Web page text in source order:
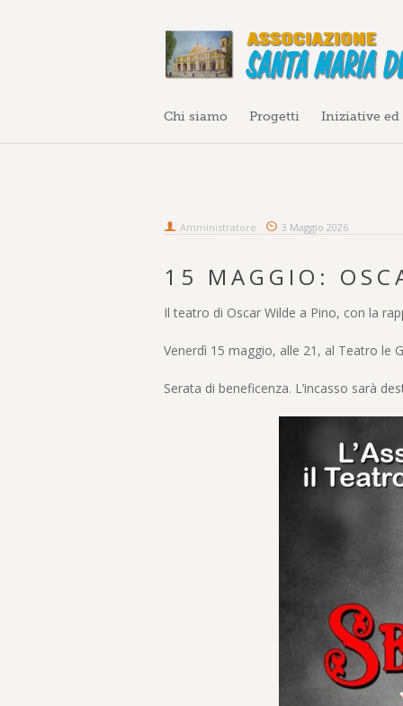
Chi siamo Progetti Iniziative ed
Amministratore 3 Maggio 2026
15 MAGGIO:
Il teatro di Oscar Wilde a Pino, con la
Venerdì 15 maggio, alle 21, al Teatro le
Serata di beneficenza. L’incasso sarà